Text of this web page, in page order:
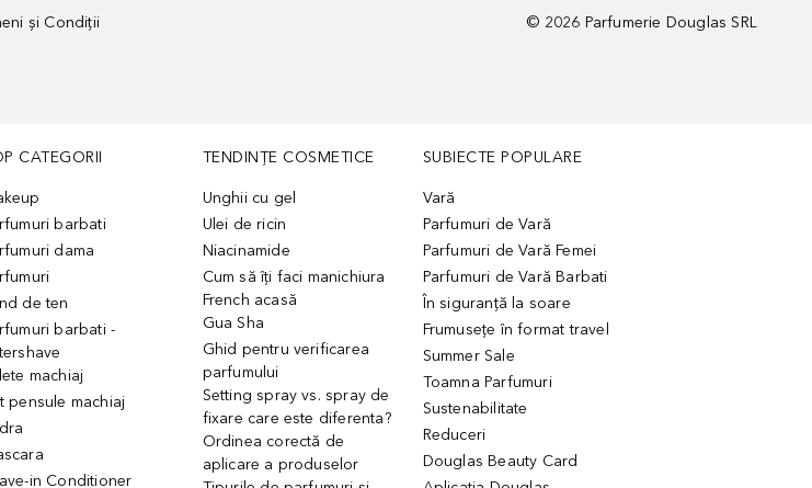
și Condiții
© 2026 Parfumerie Douglas SRL
CATEGORII
barbati
dama
de ten
barbati -
machiaj
pensule machiaj
in Conditioner
TENDINȚE COSMETICE
Unghii cu gel
Ulei de ricin
Niacinamide
Cum să îți faci manichiura
French acasă
Gua Sha
Ghid pentru verificarea
parfumului
Setting spray vs. spray de
fixare care este diferenta?
Ordinea corectă de
aplicare a produselor
SUBIECTE POPULARE
Vară
Parfumuri de Vară
Parfumuri de Vară Femei
Parfumuri de Vară Barbati
În siguranță la soare
Frumusețe în format travel
Summer Sale
Toamna Parfumuri
Sustenabilitate
Reduceri
Douglas Beauty Card